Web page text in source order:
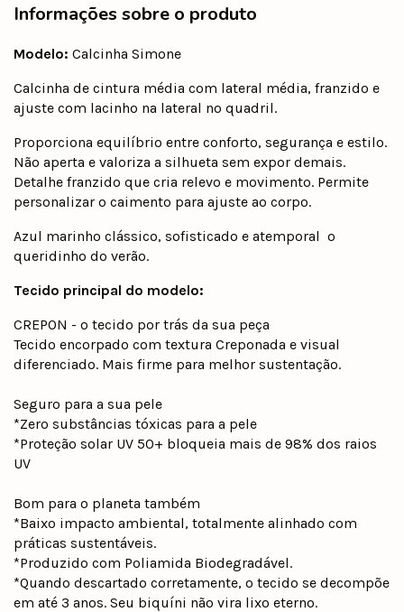
Informações sobre o produto
Modelo: Calcinha Simone
Calcinha de cintura média com lateral média, franzido e
ajuste com lacinho na lateral no quadril.
Proporciona equilíbrio entre conforto, segurança e estilo.
Não aperta e valoriza a silhueta sem expor demais.
Detalhe franzido que cria relevo e movimento. Permite
personalizar o caimento para ajuste ao corpo.
Azul marinho clássico, sofisticado e atemporal  o
queridinho do verão.
Tecido principal do modelo:
CREPON - o tecido por trás da sua peça
Tecido encorpado com textura Creponada e visual
diferenciado. Mais firme para melhor sustentação.
Seguro para a sua pele
*Zero substâncias tóxicas para a pele
*Proteção solar UV 50+ bloqueia mais de 98% dos raios
UV
Bom para o planeta também
*Baixo impacto ambiental, totalmente alinhado com
práticas sustentáveis.
*Produzido com Poliamida Biodegradável.
*Quando descartado corretamente, o tecido se decompõe
em até 3 anos. Seu biquíni não vira lixo eterno.